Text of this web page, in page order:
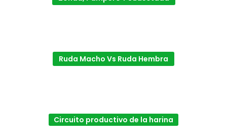
Ruda Macho Vs Ruda Hembra
Circuito productivo de la harina